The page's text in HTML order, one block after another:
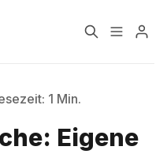
3 Zeichen ein
1 Min.
Eigene